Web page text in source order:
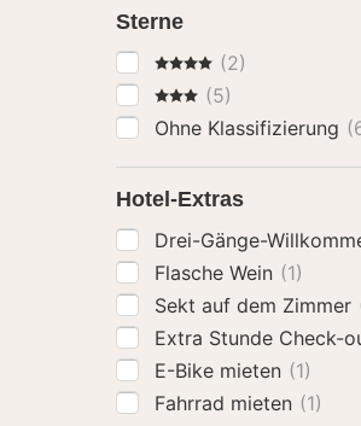
Sterne
4 Sterne(2)
3 Sterne
(5)
Ohne Klassifizierung
Hotel-Extras
Drei-Gänge-
Flasche Wein (1)
Sekt auf dem Zimmer
Extra Stunde
E-Bike mieten (1)
Fahrrad mieten (1)